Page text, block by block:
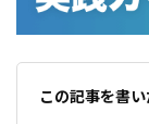
この記事を書